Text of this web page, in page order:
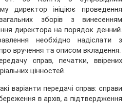
директор ініціює проведення
зборів з винесенням
директора на порядок денний.
необхідно надіслати з
вручення та описом вкладення.
справ, печатки, ввірених
цінностей.
варіанти передачі справ: справи
в архів, а підтвердження